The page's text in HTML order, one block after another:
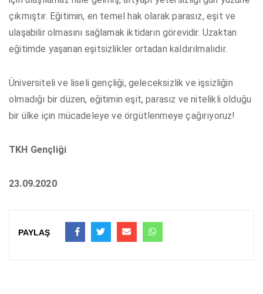
çıkmıştır. Eğitimin, en temel hak olarak parasız, eşit ve
ulaşabilir olmasını sağlamak iktidarın görevidir. Uzaktan
eğitimde yaşanan eşitsizlikler ortadan kaldırılmalıdır.
Üniversiteli ve liseli gençliği, geleceksizlik ve işsizliğin
olmadığı bir düzen, eğitimin eşit, parasız ve nitelikli olduğu
bir ülke için mücadeleye ve örgütlenmeye çağırıyoruz!
TKH Gençliği
23.09.2020
PAYLAŞ